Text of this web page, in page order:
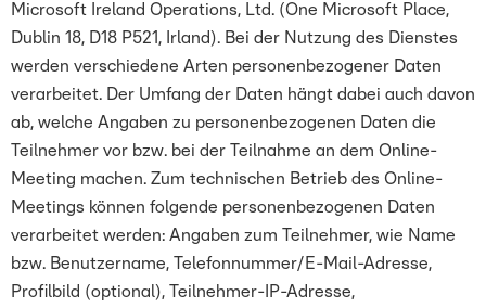
Microsoft Ireland Operations, Ltd. (One Microsoft Place,
Dublin 18, D18 P521, Irland). Bei der Nutzung des Dienstes
werden verschiedene Arten personenbezogener Daten
verarbeitet. Der Umfang der Daten hängt dabei auch davon
ab, welche Angaben zu personenbezogenen Daten die
Teilnehmer vor bzw. bei der Teilnahme an dem Online-
Meeting machen. Zum technischen Betrieb des Online-
Meetings können folgende personenbezogenen Daten
verarbeitet werden: Angaben zum Teilnehmer, wie Name
bzw. Benutzername, Telefonnummer/E-Mail-Adresse,
Profilbild (optional), Teilnehmer-IP-Adresse,